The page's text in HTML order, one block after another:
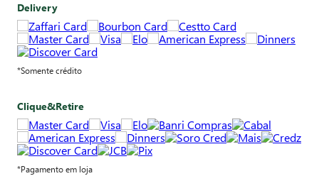
Delivery
*Somente crédito
Clique&Retire
*Pagamento em loja